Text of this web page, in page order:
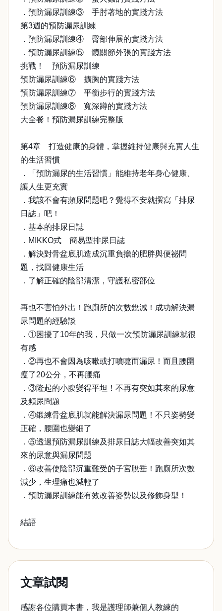
．預防漏尿訓練③ 手肘著地的實踐方法
第3週的預防漏尿訓練
．預防漏尿訓練④ 臀部伸展的實踐方法
．預防漏尿訓練⑤ 髖關節外張的實踐方法
挑戰！ 預防漏尿訓練
預防漏尿訓練⑥ 擴胸的實踐方法
預防漏尿訓練⑦ 平衡步行的實踐方法
預防漏尿訓練⑧ 寬深蹲的實踐方法
大全餐！預防漏尿訓練完整版
第4章 打造健康的身體，掌握維持健康與充實人生
的生活習慣
．「預防漏尿的生活習慣」能維持老年身心健康、
讓人生更充實
．我該不會有頻尿問題吧？覺得不安就撰寫「排尿
日誌」吧！
．基本的排尿日誌
．MIKKO式 簡易型排尿日誌
．解決對骨盆底肌造成沉重負擔的肥胖與便祕問
題，找回健康生活
．了解正確的陰部清潔，守護私密部位
再也不害怕外出！跑廁所的次數銳減！成功解決漏
尿問題的經驗談
．①困擾了10年的我，只做一次預防漏尿訓練就很
有感
．②再也不會因為咳嗽或打噴嚏而漏尿！而且腰圍
瘦了20公分，不再腰痛
．③隆起的小腹變得平坦！不再有突如其來的尿意
及頻尿問題
．④鍛練骨盆底肌就能解決漏尿問題！不只姿勢變
正確，腰圍也變細了
．⑤透過預防漏尿訓練及排尿日誌大幅改善突如其
來的尿意與漏尿問題
．⑥改善使陰部沉重難受的子宮脫垂！跑廁所次數
減少，生理痛也減輕了
．預防漏尿訓練能有效改善姿勢以及修飾身型！
結語
文章試閱
感謝各位購買本書，我是護理師兼個人教練的